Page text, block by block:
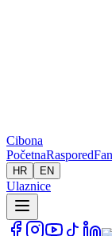
Cibona
PočetnaRaspored
HR EN
Ulaznice